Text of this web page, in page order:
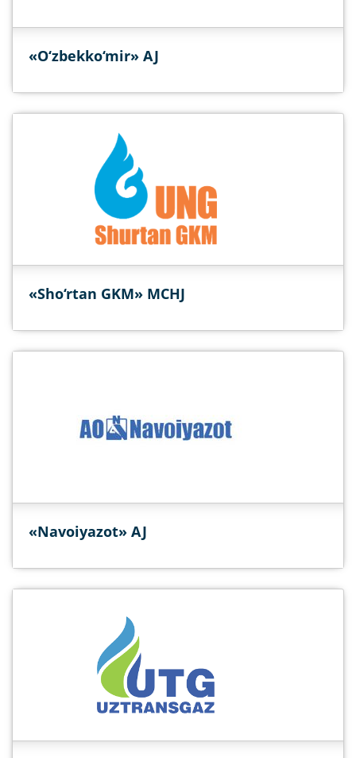
«O‘zbekko‘mir» AJ
«Sho‘rtan GKM» MCHJ
«Navoiyazot» AJ